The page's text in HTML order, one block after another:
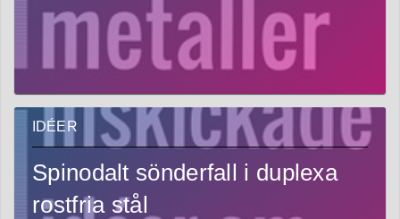
IDÉER
Spinodalt sönderfall i duplexa
rostfria stål